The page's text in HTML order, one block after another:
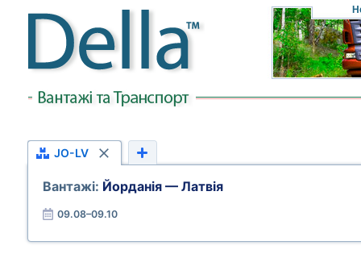
JO-LV
Вантажі: Йорданія — Латвія
09.08–09.10